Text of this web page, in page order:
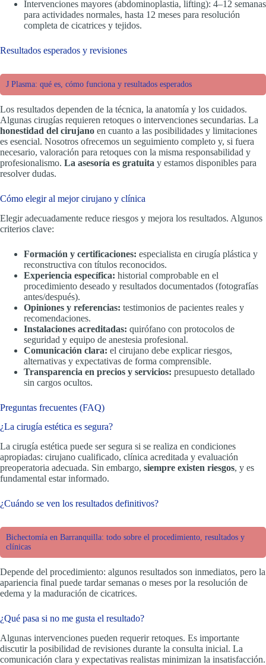
Intervenciones mayores (abdominoplastia, lifting): 4–12 semanas
para actividades normales, hasta 12 meses para resolución
completa de cicatrices y tejidos.
Resultados esperados y revisiones
J Plasma: qué es, cómo funciona y resultados esperados
Los resultados dependen de la técnica, la anatomía y los cuidados.
Algunas cirugías requieren retoques o intervenciones secundarias. La
honestidad del cirujano en cuanto a las posibilidades y limitaciones
es esencial. Nosotros ofrecemos un seguimiento completo y, si fuera
necesario, valoración para retoques con la misma responsabilidad y
profesionalismo. La asesoría es gratuita y estamos disponibles para
resolver dudas.
Cómo elegir al mejor cirujano y clínica
Elegir adecuadamente reduce riesgos y mejora los resultados. Algunos
criterios clave:
Formación y certificaciones: especialista en cirugía plástica y
reconstructiva con títulos reconocidos.
Experiencia específica: historial comprobable en el
procedimiento deseado y resultados documentados (fotografías
antes/después).
Opiniones y referencias: testimonios de pacientes reales y
recomendaciones.
Instalaciones acreditadas: quirófano con protocolos de
seguridad y equipo de anestesia profesional.
Comunicación clara: el cirujano debe explicar riesgos,
alternativas y expectativas de forma comprensible.
Transparencia en precios y servicios: presupuesto detallado
sin cargos ocultos.
Preguntas frecuentes (FAQ)
¿La cirugía estética es segura?
La cirugía estética puede ser segura si se realiza en condiciones
apropiadas: cirujano cualificado, clínica acreditada y evaluación
preoperatoria adecuada. Sin embargo, siempre existen riesgos, y es
fundamental estar informado.
¿Cuándo se ven los resultados definitivos?
Bichectomía en Barranquilla: todo sobre el procedimiento, resultados y
clínicas
Depende del procedimiento: algunos resultados son inmediatos, pero la
apariencia final puede tardar semanas o meses por la resolución de
edema y la maduración de cicatrices.
¿Qué pasa si no me gusta el resultado?
Algunas intervenciones pueden requerir retoques. Es importante
discutir la posibilidad de revisiones durante la consulta inicial. La
comunicación clara y expectativas realistas minimizan la insatisfacción.